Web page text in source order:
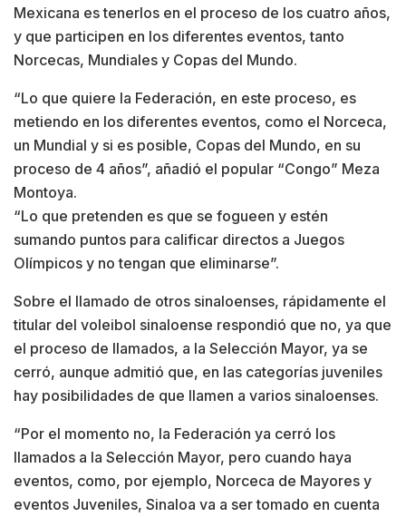
Mexicana es tenerlos en el proceso de los cuatro años,
y que participen en los diferentes eventos, tanto
Norcecas, Mundiales y Copas del Mundo.
“Lo que quiere la Federación, en este proceso, es
metiendo en los diferentes eventos, como el Norceca,
un Mundial y si es posible, Copas del Mundo, en su
proceso de 4 años”, añadió el popular “Congo” Meza
Montoya.
“Lo que pretenden es que se fogueen y estén
sumando puntos para calificar directos a Juegos
Olímpicos y no tengan que eliminarse”.
Sobre el llamado de otros sinaloenses, rápidamente el
titular del voleibol sinaloense respondió que no, ya que
el proceso de llamados, a la Selección Mayor, ya se
cerró, aunque admitió que, en las categorías juveniles
hay posibilidades de que llamen a varios sinaloenses.
“Por el momento no, la Federación ya cerró los
llamados a la Selección Mayor, pero cuando haya
eventos, como, por ejemplo, Norceca de Mayores y
eventos Juveniles, Sinaloa va a ser tomado en cuenta